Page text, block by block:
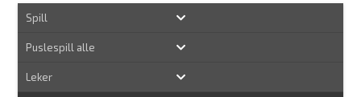
Spill
Puslespill alle
Leker